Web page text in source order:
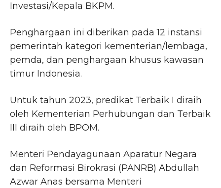
Investasi/Kepala BKPM.
Penghargaan ini diberikan pada 12 instansi
pemerintah kategori kementerian/lembaga,
pemda, dan penghargaan khusus kawasan
timur Indonesia.
Untuk tahun 2023, predikat Terbaik I diraih
oleh Kementerian Perhubungan dan Terbaik
III diraih oleh BPOM.
Menteri Pendayagunaan Aparatur Negara
dan Reformasi Birokrasi (PANRB) Abdullah
Azwar Anas bersama Menteri